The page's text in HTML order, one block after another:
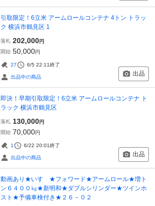
引取限定！6立米 アームロールコンテナ 4トン トラッ
ク 横浜市鶴見区 1
落札 202,000円
開始 50,000円
27 6/5 22:11終了
出品中の商品 出品
即決！早期引取限定！6立米 アームロールコンテナ ト
ラック 横浜市鶴見区
落札 130,000円
開始 70,000円
1 6/22 20:01終了
出品中の商品 出品
動画あり★いすゞ★フォワード★アームロール★増ト
ン６４００㎏★新明和★ダブルシリンダー★ツインホ
スト★予備車検付き★２６－０２